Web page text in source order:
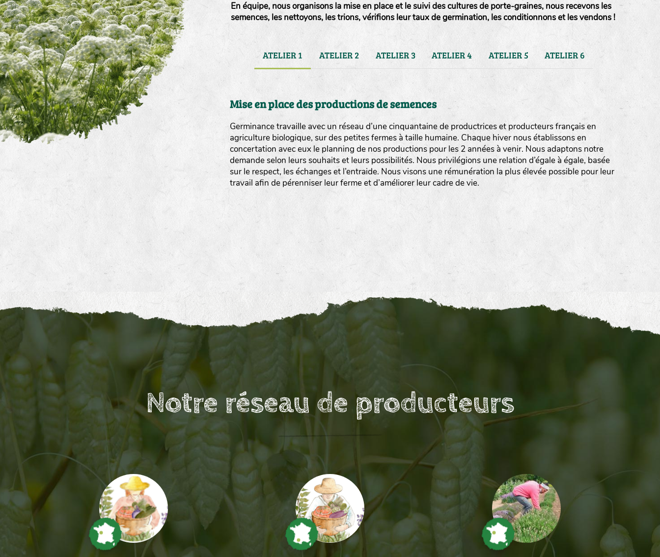
En équipe, nous organisons la mise en place et le suivi des cultures de porte-graines, nous recevons les
semences, les nettoyons, les trions, vérifions leur taux de germination, les conditionnons et les vendons !
ATELIER 1 ATELIER 2 ATELIER 3 ATELIER 4 ATELIER 5 ATELIER 6
Mise en place des productions de semences
Germinance travaille avec un réseau d’une cinquantaine de productrices et producteurs français en
agriculture biologique, sur des petites fermes à taille humaine. Chaque hiver nous établissons en
concertation avec eux le planning de nos productions pour les 2 années à venir. Nous adaptons notre
demande selon leurs souhaits et leurs possibilités. Nous privilégions une relation d’égale à égale, basée
sur le respect, les échanges et l’entraide. Nous visons une rémunération la plus élevée possible pour leur
travail afin de pérenniser leur ferme et d’améliorer leur cadre de vie.
Notre réseau de producteurs